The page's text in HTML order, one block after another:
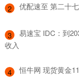
2 优配速至 第二十
3
易速宝 IDC：到
收入
4 恒牛网 现货黄金